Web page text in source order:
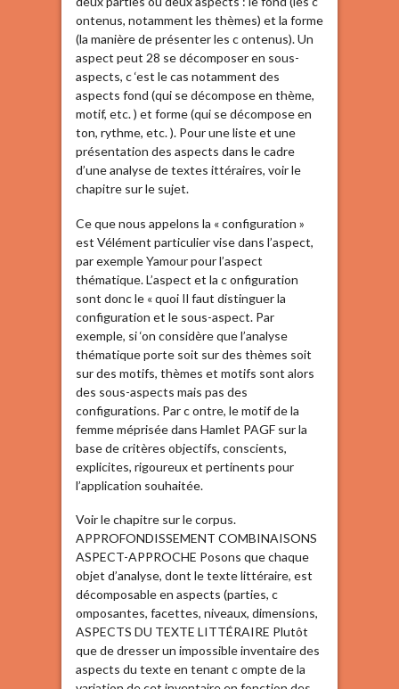
ontenus, notamment les thèmes) et la forme
(la manière de présenter les c ontenus). Un
aspect peut 28 se décomposer en sous-
aspects, c ‘est le cas notamment des
aspects fond (qui se décompose en thème,
motif, etc. ) et forme (qui se décompose en
ton, rythme, etc. ). Pour une liste et une
présentation des aspects dans le cadre
d’une analyse de textes ittéraires, voir le
chapitre sur le sujet.
Ce que nous appelons la « configuration »
est Vélément particulier vise dans l’aspect,
par exemple Yamour pour l’aspect
thématique. L’aspect et la c onfiguration
sont donc le « quoi Il faut distinguer la
configuration et le sous-aspect. Par
exemple, si ‘on considère que l’analyse
thématique porte soit sur des thèmes soit
sur des motifs, thèmes et motifs sont alors
des sous-aspects mais pas des
configurations. Par c ontre, le motif de la
femme méprisée dans Hamlet PAGF sur la
base de critères objectifs, conscients,
explicites, rigoureux et pertinents pour
l’application souhaitée.
Voir le chapitre sur le corpus.
APPROFONDISSEMENT COMBINAISONS
ASPECT-APPROCHE Posons que chaque
objet d’analyse, dont le texte littéraire, est
décomposable en aspects (parties, c
omposantes, facettes, niveaux, dimensions,
ASPECTS DU TEXTE LITTÉRAIRE Plutôt
que de dresser un impossible inventaire des
aspects du texte en tenant c ompte de la